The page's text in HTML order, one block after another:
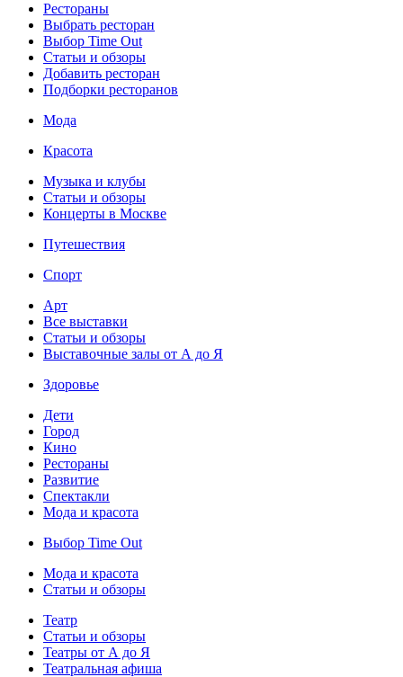
Рестораны
Выбрать ресторан
Выбор Time Out
Статьи и обзоры
Добавить ресторан
Подборки ресторанов
Мода
Красота
Музыка и клубы
Статьи и обзоры
Концерты в Москве
Путешествия
Спорт
Арт
Все выставки
Статьи и обзоры
Выставочные залы от А до Я
Здоровье
Дети
Город
Кино
Рестораны
Развитие
Спектакли
Мода и красота
Выбор Time Out
Мода и красота
Статьи и обзоры
Театр
Статьи и обзоры
Театры от А до Я
Театральная афиша